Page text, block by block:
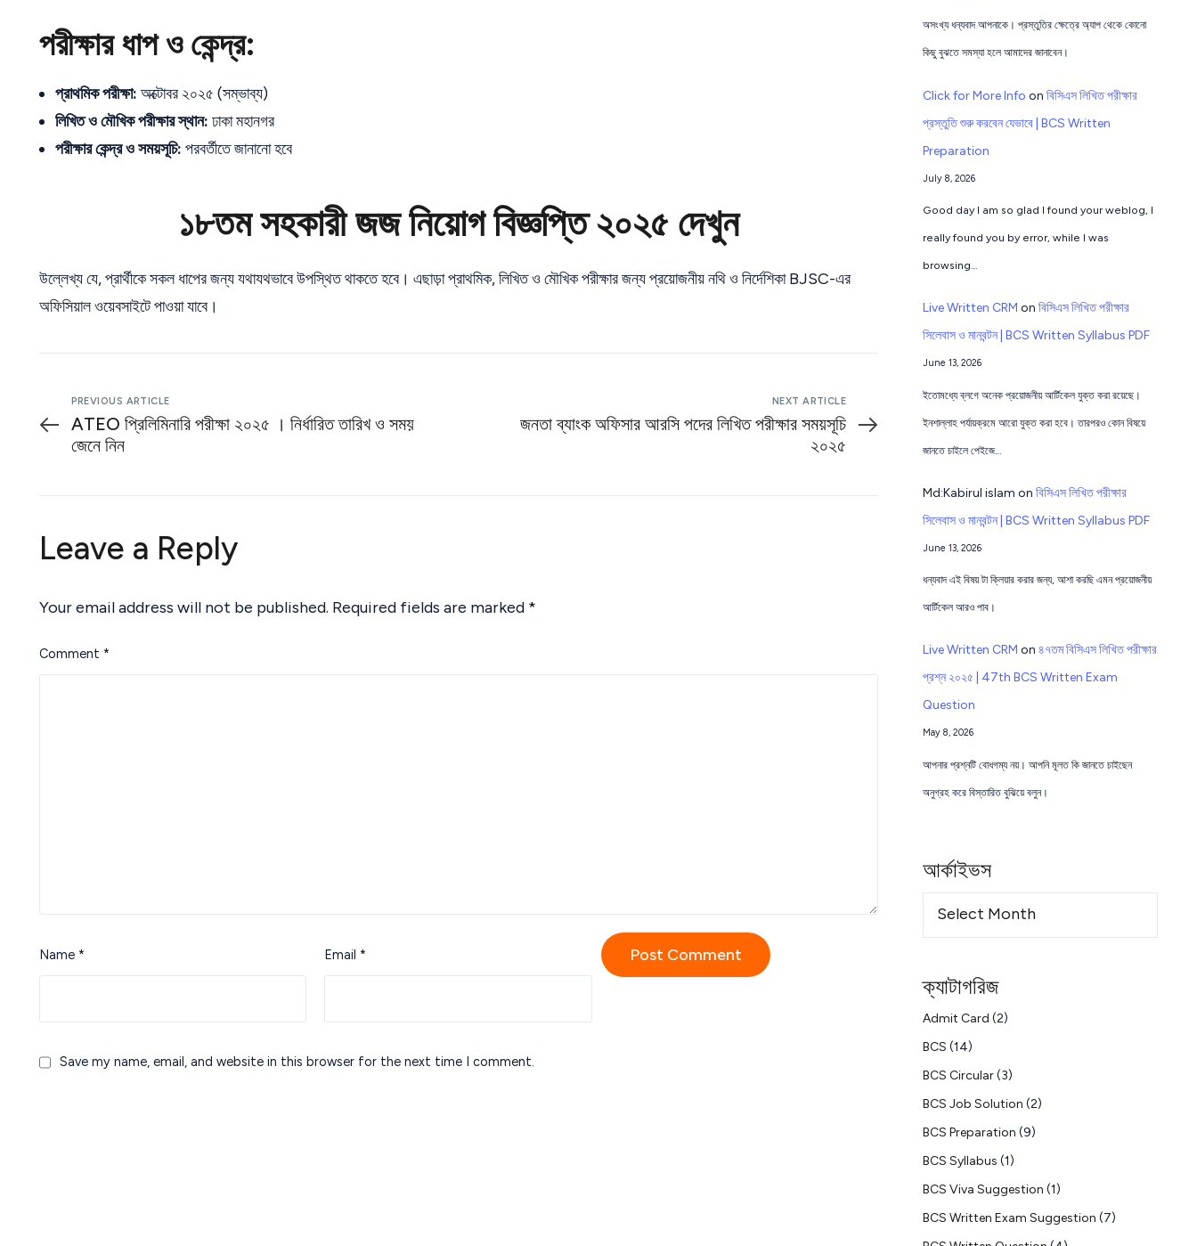
পরীক্ষার ধাপ ও কেন্দ্র:
প্রাথমিক পরীক্ষা: অক্টোবর ২০২৫ (সম্ভাব্য)
লিখিত ও মৌখিক পরীক্ষার স্থান: ঢাকা মহানগর
পরীক্ষার কেন্দ্র ও সময়সূচি: পরবর্তীতে জানানো হবে
১৮তম সহকারী জজ নিয়োগ বিজ্ঞপ্তি ২০২৫ দেখুন
উল্লেখ্য যে, প্রার্থীকে সকল ধাপের জন্য যথাযথভাবে উপস্থিত থাকতে হবে। এছাড়া প্রাথমিক, লিখিত ও মৌখিক পরীক্ষার জন্য প্রয়োজনীয় নথি ও নির্দেশিকা BJSC-এর
অফিসিয়াল ওয়েবসাইটে পাওয়া যাবে।
PREVIOUS ARTICLE
ATEO প্রিলিমিনারি পরীক্ষা ২০২৫ । নির্ধারিত তারিখ ও সময়
জেনে নিন
NEXT ARTICLE
জনতা ব্যাংক অফিসার আরসি পদের লিখিত পরীক্ষার সময়সূচি
২০২৫
Leave a Reply
Your email address will not be published. Required fields are marked *
Comment *
Name * Email *
Save my name, email, and website in this browser for the next time I comment.
অসংখ্য ধন্যবাদ আপনাকে। প্রস্তুতির ক্ষেত্রে অ্যাপ থেকে কোনো
কিছু বুঝতে সমস্যা হলে আমাদের জানাবেন।
Click for More Info onবিসিএস লিখিত পরীক্ষার
প্রস্তুতি শুরু করবেন যেভাবে | BCS Written
Preparation
July 8, 2026
Good day I am so glad I found your weblog, I
really found you by error, while I was
browsing…
Live Written CRM onবিসিএস লিখিত পরীক্ষার
সিলেবাস ও মানবন্টন | BCS Written Syllabus PDF
June 13, 2026
ইতোমধ্যে ব্লগে অনেক প্রয়োজনীয় আর্টিকেল যুক্ত করা রয়েছে।
ইনশাল্লাহ পর্যায়ক্রমে আরো যুক্ত করা হবে। তারপরও কোন বিষয়ে
জানতে চাইলে পেইজে…
Md:Kabirul islam onবিসিএস লিখিত পরীক্ষার
সিলেবাস ও মানবন্টন | BCS Written Syllabus PDF
June 13, 2026
ধন্যবাদ এই বিষয় টা ক্লিয়ার করার জন্য, আশা করছি এমন প্রয়োজনীয়
আর্টিকেল আরও পাব।
Live Written CRM on৪৭তম বিসিএস লিখিত পরীক্ষার
প্রশ্ন ২০২৫ | 47th BCS Written Exam
Question
May 8, 2026
আপনার প্রশ্নটি বোধগম্য নয়। আপনি মূলত কি জানতে চাইছেন
অনুগ্রহ করে বিস্তারিত বুঝিয়ে বলুন।
আর্কাইভস
ক্যাটাগরিজ
Admit Card (2)
BCS (14)
BCS Circular(3)
BCS Job Solution (2)
BCS Preparation (9)
BCS Syllabus (1)
BCS Viva Suggestion (1)
BCS Written Exam Suggestion (7)